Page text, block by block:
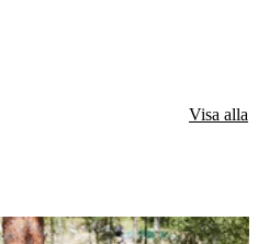
Visa alla